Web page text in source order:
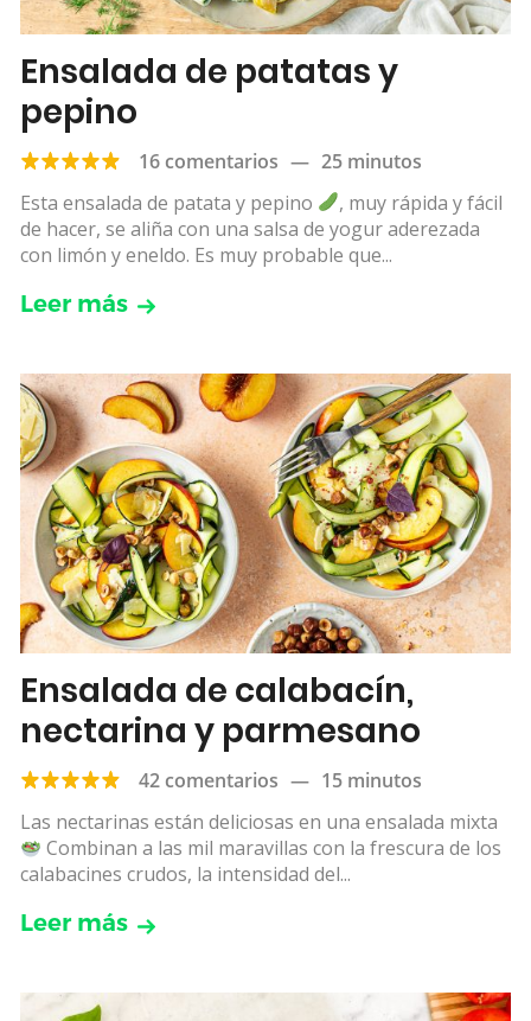
Ensalada de patatas y
pepino
16 comentarios — 25 minutos
Esta ensalada de patata y pepino
, muy rápida y fácil
de hacer, se aliña con una salsa de yogur aderezada
con limón y eneldo. Es muy probable que...
Leer más
Ensalada de calabacín,
nectarina y parmesano
42 comentarios — 15 minutos
Las nectarinas están deliciosas en una ensalada mixta
Combinan a las mil maravillas con la frescura de los
calabacines crudos, la intensidad del...
Leer más